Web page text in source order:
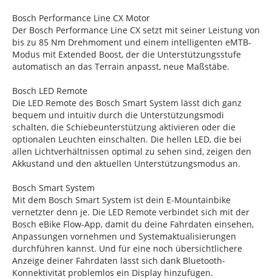
Bosch Performance Line CX Motor
Der Bosch Performance Line CX setzt mit seiner Leistung von
bis zu 85 Nm Drehmoment und einem intelligenten eMTB-
Modus mit Extended Boost, der die Unterstützungsstufe
automatisch an das Terrain anpasst, neue Maßstäbe.
Bosch LED Remote
Die LED Remote des Bosch Smart System lässt dich ganz
bequem und intuitiv durch die Unterstützungsmodi
schalten, die Schiebeunterstützung aktivieren oder die
optionalen Leuchten einschalten. Die hellen LED, die bei
allen Lichtverhältnissen optimal zu sehen sind, zeigen den
Akkustand und den aktuellen Unterstützungsmodus an.
Bosch Smart System
Mit dem Bosch Smart System ist dein E-Mountainbike
vernetzter denn je. Die LED Remote verbindet sich mit der
Bosch eBike Flow-App, damit du deine Fahrdaten einsehen,
Anpassungen vornehmen und Systemaktualisierungen
durchführen kannst. Und für eine noch übersichtlichere
Anzeige deiner Fahrdaten lässt sich dank Bluetooth-
Konnektivität problemlos ein Display hinzufügen.